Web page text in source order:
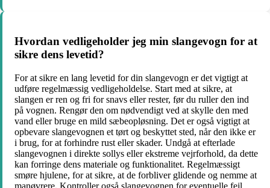
Hvordan vedligeholder jeg min slangevogn for at
sikre dens levetid?
For at sikre en lang levetid for din slangevogn er det vigtigt at
udføre regelmæssig vedligeholdelse. Start med at sikre, at
slangen er ren og fri for snavs eller rester, før du ruller den ind
på vognen. Rengør den om nødvendigt ved at skylle den med
vand eller bruge en mild sæbeopløsning. Det er også vigtigt at
opbevare slangevognen et tørt og beskyttet sted, når den ikke er
i brug, for at forhindre rust eller skader. Undgå at efterlade
slangevognen i direkte sollys eller ekstreme vejrforhold, da dette
kan forringe dens materiale og funktionalitet. Regelmæssigt
smøre hjulene, for at sikre, at de forbliver glidende og nemme at
manøvrere. Kontroller også slangevognen for eventuelle fejl